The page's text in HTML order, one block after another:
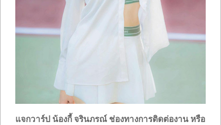
แจกวาร์ป น้องกี้ จรินภรณ์ ช่องทางการติดต่องาน หรือ